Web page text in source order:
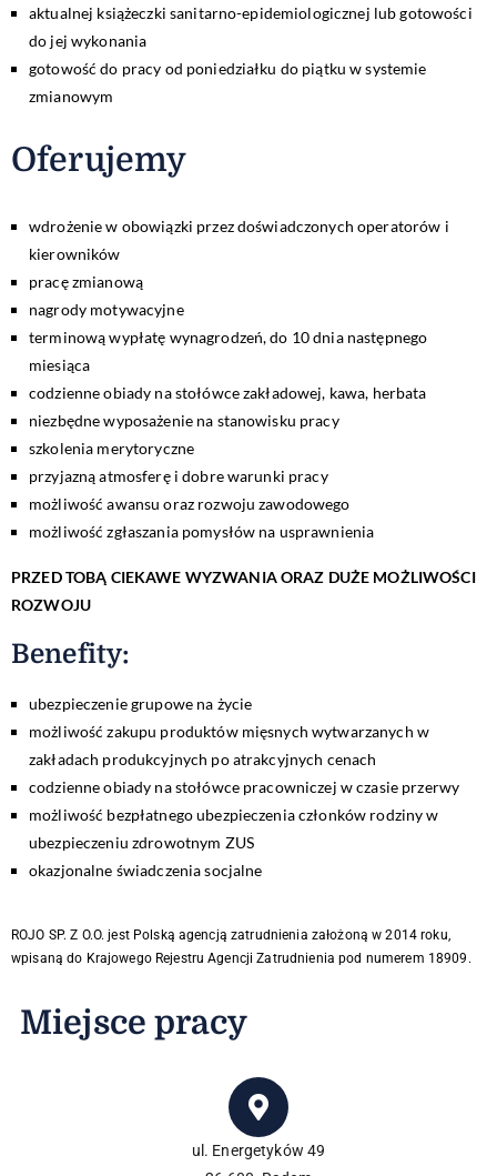
aktualnej książeczki sanitarno-epidemiologicznej lub gotowości
do jej wykonania
gotowość do pracy od poniedziałku do piątku w systemie
zmianowym
Oferujemy
wdrożenie w obowiązki przez doświadczonych operatorów i
kierowników
pracę zmianową
nagrody motywacyjne
terminową wypłatę wynagrodzeń, do 10 dnia następnego
miesiąca
codzienne obiady na stołówce zakładowej, kawa, herbata
niezbędne wyposażenie na stanowisku pracy
szkolenia merytoryczne
przyjazną atmosferę i dobre warunki pracy
możliwość awansu oraz rozwoju zawodowego
możliwość zgłaszania pomysłów na usprawnienia
PRZED TOBĄ CIEKAWE WYZWANIA ORAZ DUŻE MOŻLIWOŚCI
ROZWOJU
Benefity:
ubezpieczenie grupowe na życie
możliwość zakupu produktów mięsnych wytwarzanych w
zakładach produkcyjnych po atrakcyjnych cenach
codzienne obiady na stołówce pracowniczej w czasie przerwy
możliwość bezpłatnego ubezpieczenia członków rodziny w
ubezpieczeniu zdrowotnym ZUS
okazjonalne świadczenia socjalne
ROJO SP. Z O.O. jest Polską agencją zatrudnienia założoną w 2014 roku,
wpisaną do Krajowego Rejestru Agencji Zatrudnienia pod numerem 18909.
Miejsce pracy
ul. Energetyków 49